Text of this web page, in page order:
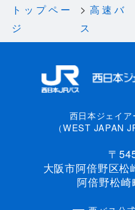
トップペー
ジ
高速バ
ス
西日本ジェイ
（WEST JAPAN
〒
大阪市阿倍野区
阿倍野松